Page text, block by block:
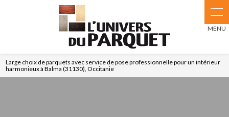
Large choix de parquets avec service de pose professionnelle pour un intérieur
harmonieux à Balma (31130), Occitanie